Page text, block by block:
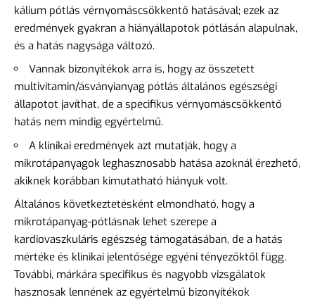
kálium pótlás vérnyomáscsökkentő hatásával; ezek az
eredmények gyakran a hiányállapotok pótlásán alapulnak,
és a hatás nagysága változó.
Vannak bizonyítékok arra is, hogy az összetett
multivitamin/ásványianyag pótlás általános egészségi
állapotot javíthat, de a specifikus vérnyomáscsökkentő
hatás nem mindig egyértelmű.
A klinikai eredmények azt mutatják, hogy a
mikrotápanyagok leghasznosabb hatása azoknál érezhető,
akiknek korábban kimutatható hiányuk volt.
Általános következtetésként elmondható, hogy a
mikrotápanyag-pótlásnak lehet szerepe a
kardiovaszkuláris egészség támogatásában, de a hatás
mértéke és klinikai jelentősége egyéni tényezőktől függ.
További, márkára specifikus és nagyobb vizsgálatok
hasznosak lennének az egyértelmű bizonyítékok